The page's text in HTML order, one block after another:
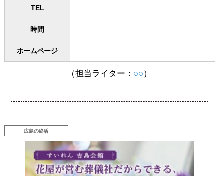
TEL
時間
ホームページ
（担当ライター： ○○）
広島の終活